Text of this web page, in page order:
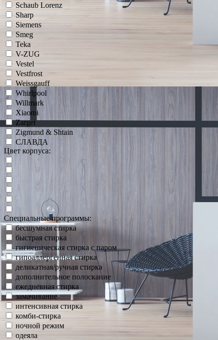
Schaub Lorenz
Sharp
Siemens
Smeg
Teka
V-ZUG
Vestel
Vestfrost
Weissgauff
Whirlpool
Willmark
Xiaomi
Zarget
Zigmund & Shtain
СЛАВДА
Цвет корпуса:
Специальные программы:
бесшумная стирка
быстрая стирка
гигиеническая стирка с паром
гипоаллергенная стирка
деликатная/ручная стирка
дополнительное полоскание
ежедневная стирка
замачивание
интенсивная стирка
комби-стирка
ночной режим
одеяла